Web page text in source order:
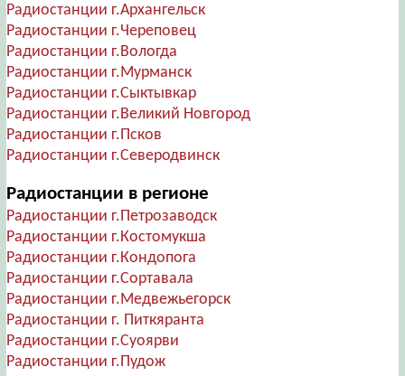
Радиостанции г.Архангельск
Радиостанции г.Череповец
Радиостанции г.Вологда
Радиостанции г.Мурманск
Радиостанции г.Сыктывкар
Радиостанции г.Великий Новгород
Радиостанции г.Псков
Радиостанции г.Северодвинск
Радиостанции в регионе
Радиостанции г.Петрозаводск
Радиостанции г.Костомукша
Радиостанции г.Кондопога
Радиостанции г.Сортавала
Радиостанции г.Медвежьегорск
Радиостанции г. Питкяранта
Радиостанции г.Суоярви
Радиостанции г.Пудож